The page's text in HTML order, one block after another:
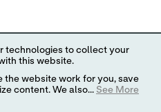
technologies to collect your
this website.
the website work for you, save
content. We also... See More